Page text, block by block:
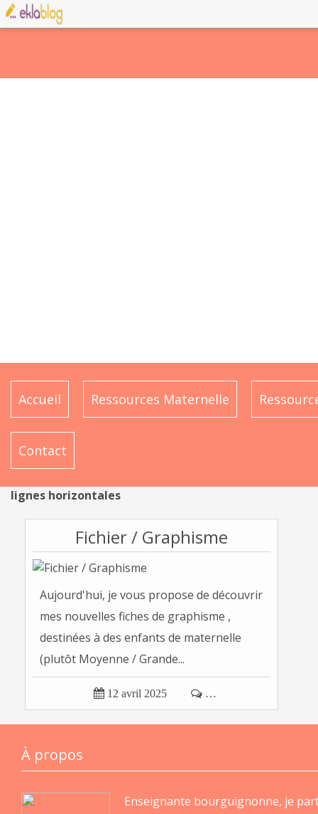
Accueil Ressources Maternelle
Contact
lignes horizontales
Fichier / Graphisme
Aujourd'hui, je vous propose de découvrir
mes nouvelles fiches de graphisme ,
destinées à des enfants de maternelle
(plutôt Moyenne / Grande...
 12 avril 2025  …
À propos
Enseignante bourguignonne, je